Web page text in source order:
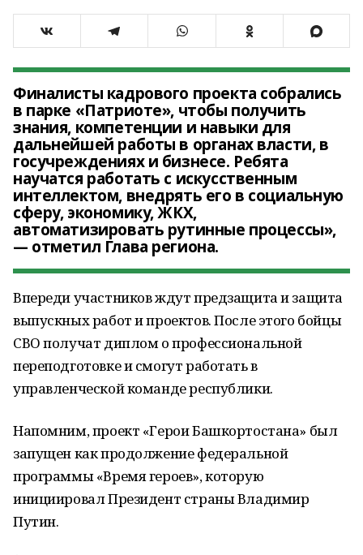
Финалисты кадрового проекта собрались
в парке «Патриоте», чтобы получить
знания, компетенции и навыки для
дальнейшей работы в органах власти, в
госучреждениях и бизнесе. Ребята
научатся работать с искусственным
интеллектом, внедрять его в социальную
сферу, экономику, ЖКХ,
автоматизировать рутинные процессы»,
— отметил Глава региона.
Впереди участников ждут предзащита и защита
выпускных работ и проектов. После этого бойцы
СВО получат диплом о профессиональной
переподготовке и смогут работать в
управленческой команде республики.
Напомним, проект «Герои Башкортостана» был
запущен как продолжение федеральной
программы «Время героев», которую
инициировал Президент страны Владимир
Путин.